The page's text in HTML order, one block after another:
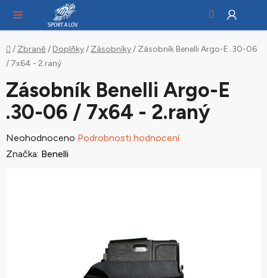
obsah
Domů
/ Zbraně / Doplňky/ Zásobníky/ Zásobník Benelli Argo-E .30-06
/ 7x64 - 2.raný
Zásobník Benelli Argo-E
.30-06 / 7x64 - 2.raný
Průměrné
hodnocení
Neohodnoceno Podrobnosti hodnocení
Značka: Benelli